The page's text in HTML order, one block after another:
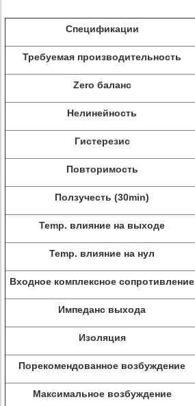
Спецификации
Требуемая производительность
Zero баланс
Нелинейность
Гистерезис
Повторимость
Ползучесть (30min)
Temp. влияние на выходе
Temp. влияние на нул
Входное комплексное сопротивление
Импеданс выхода
Изоляция
Порекомендованное возбуждение
Максимальное возбуждение